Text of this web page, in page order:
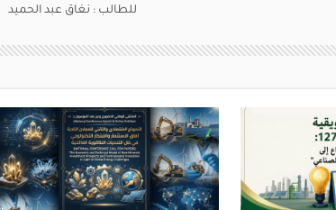
للطالب : نغاق عبد الحميد